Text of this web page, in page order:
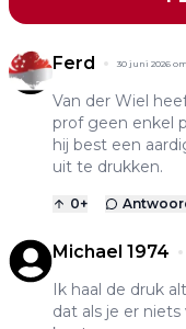
Ferd 30 juni 2026
Van der Wiel
prof geen enkel
hij best een
uit te drukken.
0+
Michael 1974
Ik haal de druk
dat als je er